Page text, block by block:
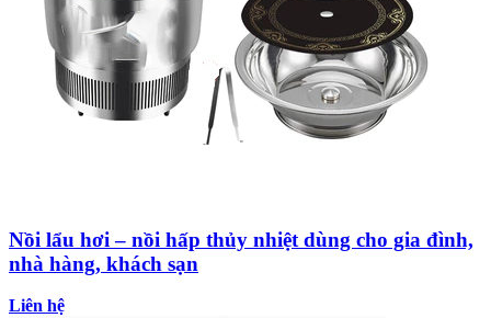
Nồi lẩu hơi – nồi hấp thủy nhiệt dùng cho gia đình,
nhà hàng, khách sạn
Liên hệ